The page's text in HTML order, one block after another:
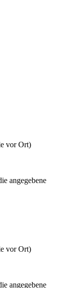
vor Ort)
angegebene
vor Ort)
angegebene